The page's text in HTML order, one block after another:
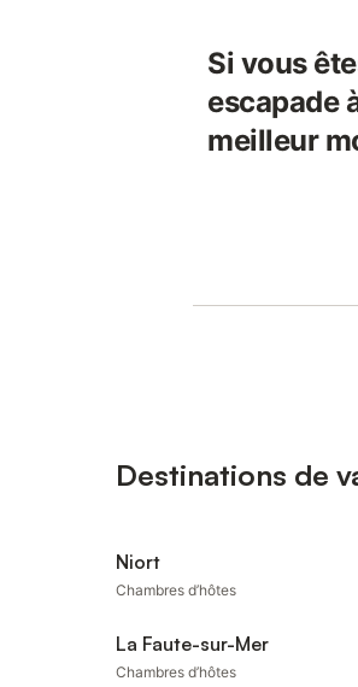
Si vous
escapade
meilleur
Destinations de
Niort
Chambres d’hôtes
La Faute-sur-Mer
Chambres d’hôtes